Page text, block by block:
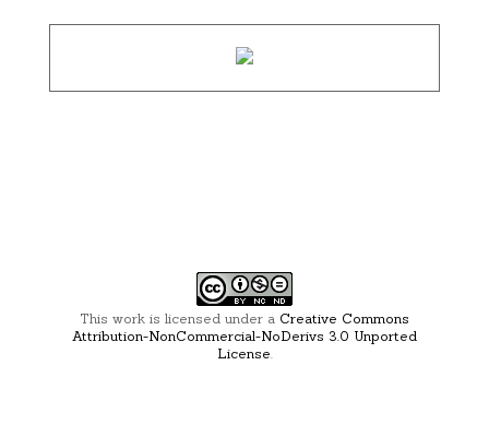
This work is licensed under a Creative Commons
Attribution-NonCommercial-NoDerivs 3.0 Unported
License